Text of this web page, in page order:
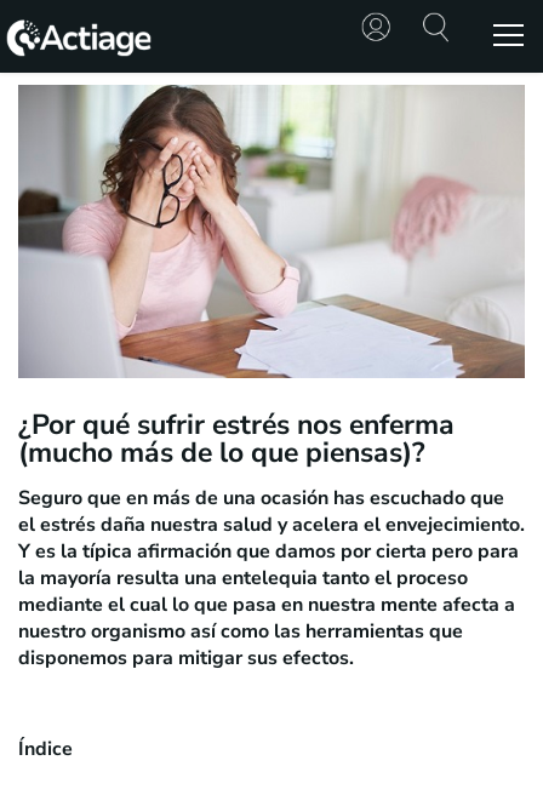
TRATAMIENTOS
CONSULTA
RECURSOS
¿Por qué sufrir estrés nos enferma
(mucho más de lo que piensas)?
Seguro que en más de una ocasión has escuchado que
el estrés daña nuestra salud y acelera el envejecimiento.
Y es la típica afirmación que damos por cierta pero para
la mayoría resulta una entelequia tanto el proceso
mediante el cual lo que pasa en nuestra mente afecta a
nuestro organismo así como las herramientas que
disponemos para mitigar sus efectos.
Índice